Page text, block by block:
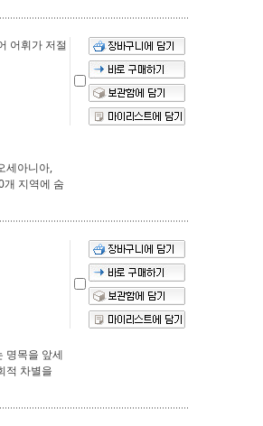
어휘가 저절
세아니아,
지역에 숨
명목을 앞세
적 차별을